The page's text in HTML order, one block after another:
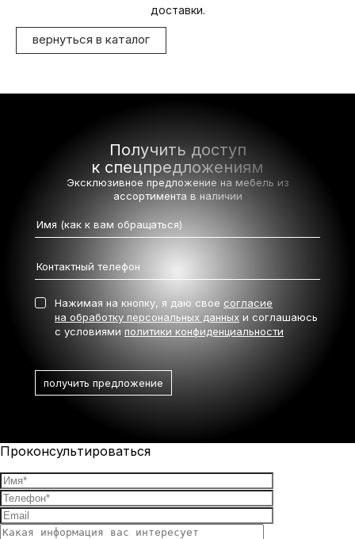
доставки.
вернуться в каталог
Получить доступ
к спецпредложениям
Эксклюзивное предложение на мебель из
ассортимента в наличии
Нажимая на кнопку, я даю свое согласие
на обработку персональных данных и соглашаюсь
с условиями политики конфиденциальности
Проконсультироваться